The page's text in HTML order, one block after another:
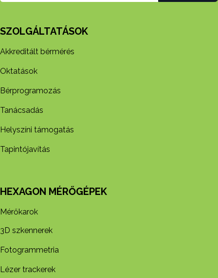
SZOLGÁLTATÁSOK
Akkreditált bérmérés
Oktatások
Bérprogramozás
Tanácsadás
Helyszíni támogatás
Tapintójavítás
HEXAGON MÉRŐGÉPEK
Mérőkarok
3D szkennerek
Fotogrammetria
Lézer trackerek